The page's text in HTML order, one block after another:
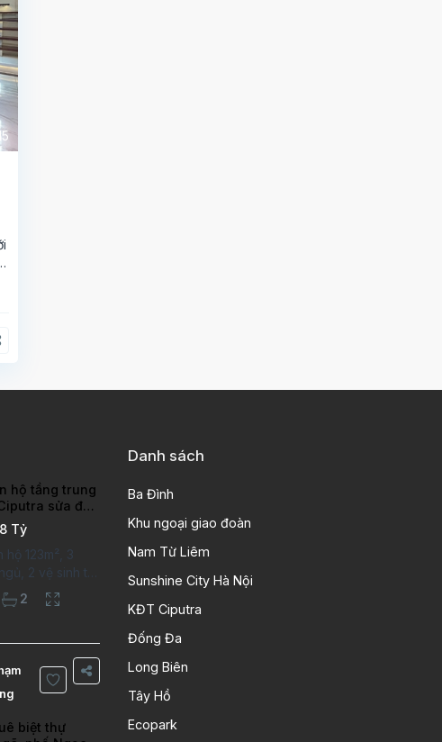
hộ tầng trung
sửa đẹp
cao
Tỷ
hộ 123m², 3
2 vệ sinh tại
Ciputra Hanoi
City. Căn
mới kỹ, chất
sàn gỗ, bếp
không gian
Thông tin
căn hộ: Diện tích:
2
biệt thự
Danh sách
Ba Đình
Khu ngoại giao đoàn
Nam Từ Liêm
Sunshine City Hà Nội
KĐT Ciputra
Đống Đa
Long Biên
Tây Hồ
Ecopark